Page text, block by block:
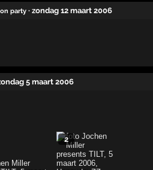
party · zondag 12 maart 2006
5 maart 2006
2